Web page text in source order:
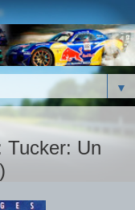
▼
Tucker: Un